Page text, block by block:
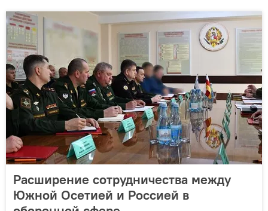
Расширение сотрудничества между
Южной Осетией и Россией в